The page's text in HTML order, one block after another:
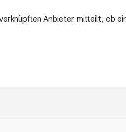
Anbieter mitteilt, ob